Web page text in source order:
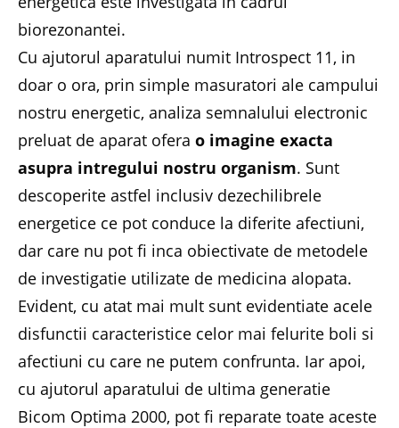
biorezonantei.
Cu ajutorul aparatului numit Introspect 11, in
doar o ora, prin simple masuratori ale campului
nostru energetic, analiza semnalului electronic
preluat de aparat ofera o imagine exacta
asupra intregului nostru organism. Sunt
descoperite astfel inclusiv dezechilibrele
energetice ce pot conduce la diferite afectiuni,
dar care nu pot fi inca obiectivate de metodele
de investigatie utilizate de medicina alopata.
Evident, cu atat mai mult sunt evidentiate acele
disfunctii caracteristice celor mai felurite boli si
afectiuni cu care ne putem confrunta. Iar apoi,
cu ajutorul aparatului de ultima generatie
Bicom Optima 2000, pot fi reparate toate aceste